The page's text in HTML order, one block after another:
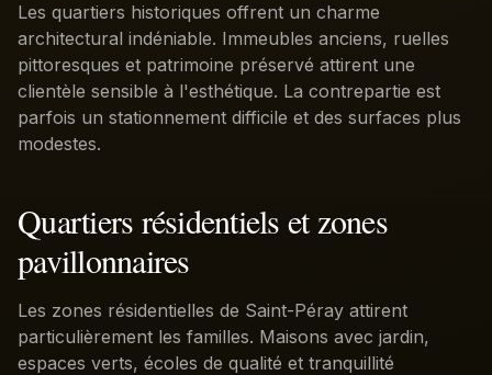
Les quartiers historiques offrent un charme
architectural indéniable. Immeubles anciens, ruelles
pittoresques et patrimoine préservé attirent une
clientèle sensible à l'esthétique. La contrepartie est
parfois un stationnement difficile et des surfaces plus
modestes.
Quartiers résidentiels et zones
pavillonnaires
Les zones résidentielles de Saint-Péray attirent
particulièrement les familles. Maisons avec jardin,
espaces verts, écoles de qualité et tranquillité